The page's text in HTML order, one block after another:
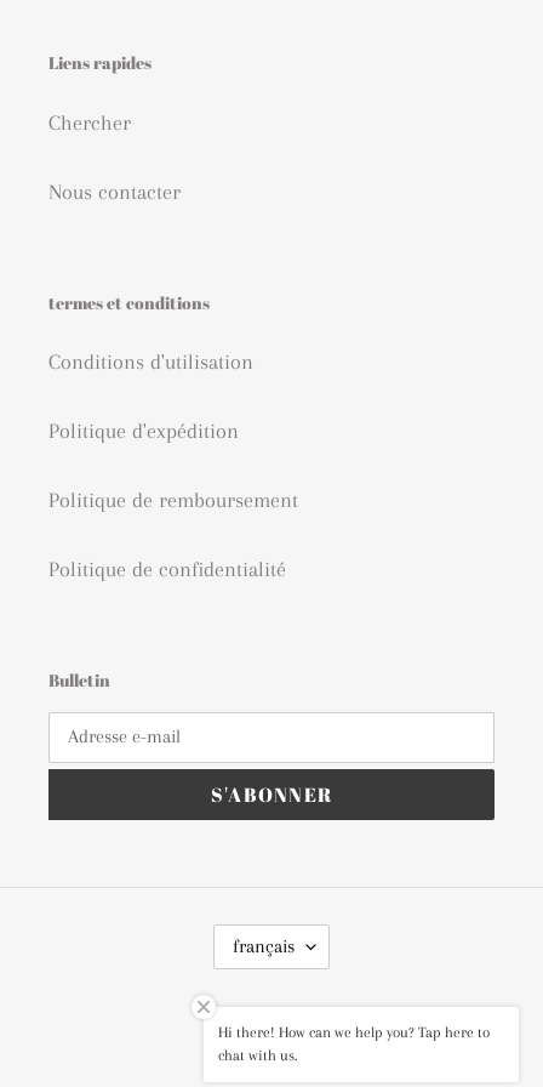
Liens rapides
Chercher
Nous contacter
termes et conditions
Conditions d'utilisation
Politique d'expédition
Politique de remboursement
Politique de confidentialité
Bulletin
S'ABONNER
L
G
U
E
français
Instagram
Hi there! How can we help you? Tap here to
chat with us.